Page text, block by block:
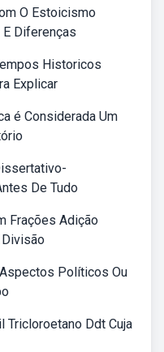
O Estoicismo
Diferenças
Historicos
Explicar
é Considerada Um
De Tudo
Frações Adição
Políticos Ou
Ddt Cuja